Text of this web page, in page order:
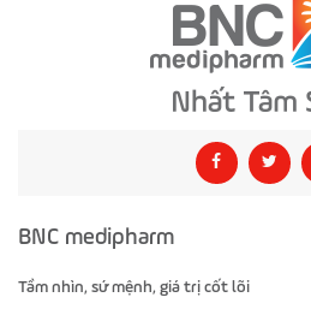
BNC medipharm
Tầm nhìn, sứ mệnh, giá trị cốt lõi